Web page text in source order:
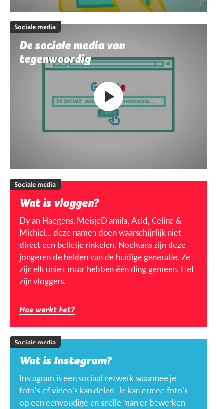
Sociale media
De sociale media van
tegenwoordig
Sociale media
Wat is vloggen?
Dylan Haegens, MeisjeDjamila, Acid, Celine &
Michiel... deze namen doen waarschijnlijk niet
direct een belletje rinkelen. Nochtans zijn deze
jongeren de helden van de huidige generatie. Ze
zijn elk uniek maar hebben één ding gemeen. Het
zijn vloggers.
Hoe werkt het?
Sociale media
Wat is Instagram?
Instagram is een sociaal netwerk waarmee je
foto’s of video’s kan delen. Je kan ermee foto’s
op een eenvoudige en snelle manier bewerken.